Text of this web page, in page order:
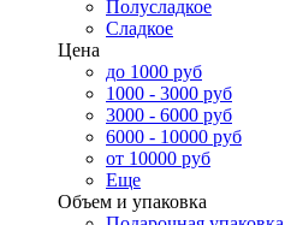
Полусладкое
Сладкое
Цена
до 1000 руб
1000 - 3000 руб
3000 - 6000 руб
6000 - 10000 руб
от 10000 руб
Еще
Объем и упаковка